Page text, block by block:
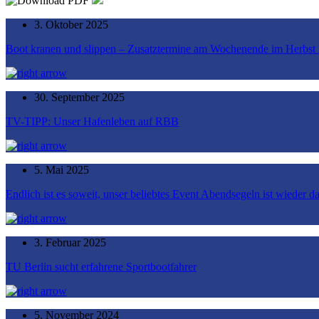
3. Oktober 2025
Boot kranen und slippen – Zusatztermine am Wochenende im Herbst
30. September 2025
TV-TIPP: Unser Hafenleben auf RBB
5. Mai 2025
Endlich ist es soweit, unser beliebtes Event Abendsegeln ist wieder
3. Februar 2025
TU Berlin sucht erfahrene Sportbootfahrer
5. November 2024